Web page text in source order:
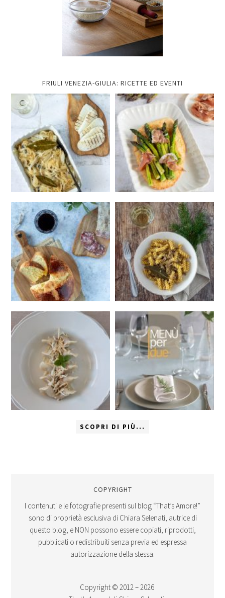
FRIULI VENEZIA-GIULIA: RICETTE ED EVENTI
SCOPRI DI PIÙ...
COPYRIGHT
I contenuti e le fotografie presenti sul blog “That’s Amore!”
sono di proprietà esclusiva di Chiara Selenati, autrice di
questo blog, e NON possono essere copiati, riprodotti,
pubblicati o redistribuiti senza previa ed espressa
autorizzazione della stessa.
Copyright © 2012 – 2026